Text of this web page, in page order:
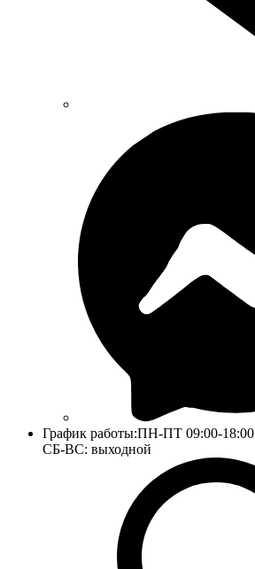
График работы:ПН-ПТ 09:00-18:00
СБ-ВС: выходной